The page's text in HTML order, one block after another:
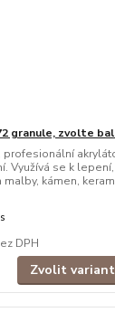
granule, zvolte
profesionální
Využívá se k
malby, kámen,
DPH
Zvolit